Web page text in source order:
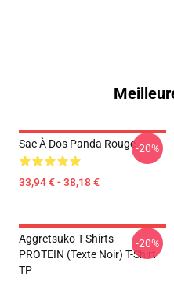
Sac À Dos Panda Rouge
33,94 € - 38,18 €
-20%
Aggretsuko T-Shirts -
PROTEIN (texte Noir) T-Shirt
TP
-20%